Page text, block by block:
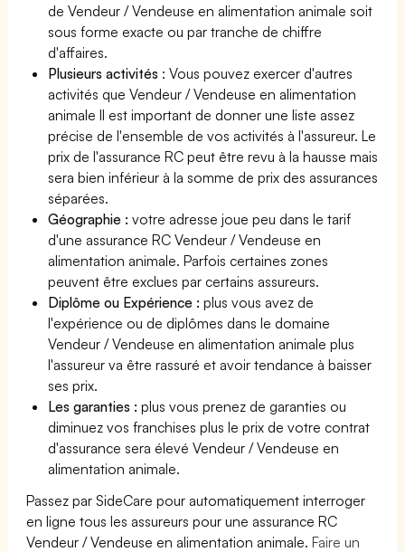
de Vendeur / Vendeuse en alimentation animale soit
sous forme exacte ou par tranche de chiffre
d'affaires.
Plusieurs activités : Vous pouvez exercer d'autres
activités que Vendeur / Vendeuse en alimentation
animale Il est important de donner une liste assez
précise de l'ensemble de vos activités à l'assureur. Le
prix de l'assurance RC peut être revu à la hausse mais
sera bien inférieur à la somme de prix des assurances
séparées.
Géographie :votre adresse joue peu dans le tarif
d'une assurance RC Vendeur / Vendeuse en
alimentation animale. Parfois certaines zones
peuvent être exclues par certains assureurs.
Diplôme ou Expérience :plus vous avez de
l'expérience ou de diplômes dans le domaine
Vendeur / Vendeuse en alimentation animale plus
l'assureur va être rassuré et avoir tendance à baisser
ses prix.
Les garanties :plus vous prenez de garanties ou
diminuez vos franchises plus le prix de votre contrat
d'assurance sera élevé Vendeur / Vendeuse en
alimentation animale.
Passez par SideCare pour automatiquement interroger
en ligne tous les assureurs pour une assurance RC
Vendeur / Vendeuse en alimentation animale.Faire un